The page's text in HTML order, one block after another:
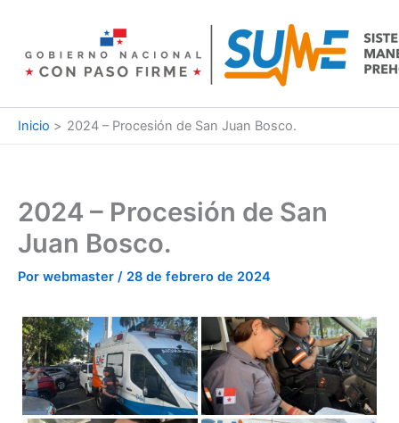
contenido
Inicio 2024 – Procesión de San Juan Bosco.
2024 – Procesión de San
Juan Bosco.
Por webmaster / 28 de febrero de 2024